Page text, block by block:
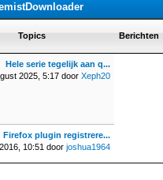
*
Topics Berichten
Hele serie tegelijk aan q...
2025, 5:17 door Xeph20
Firefox plugin registrere...
10:51 door joshua1964